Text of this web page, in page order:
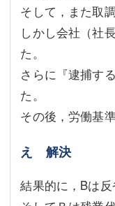
そして，また取
しかし会社（社
た。
さらに『逮捕す
た。
その後，労働基
え 解決
結果的に，Bは反